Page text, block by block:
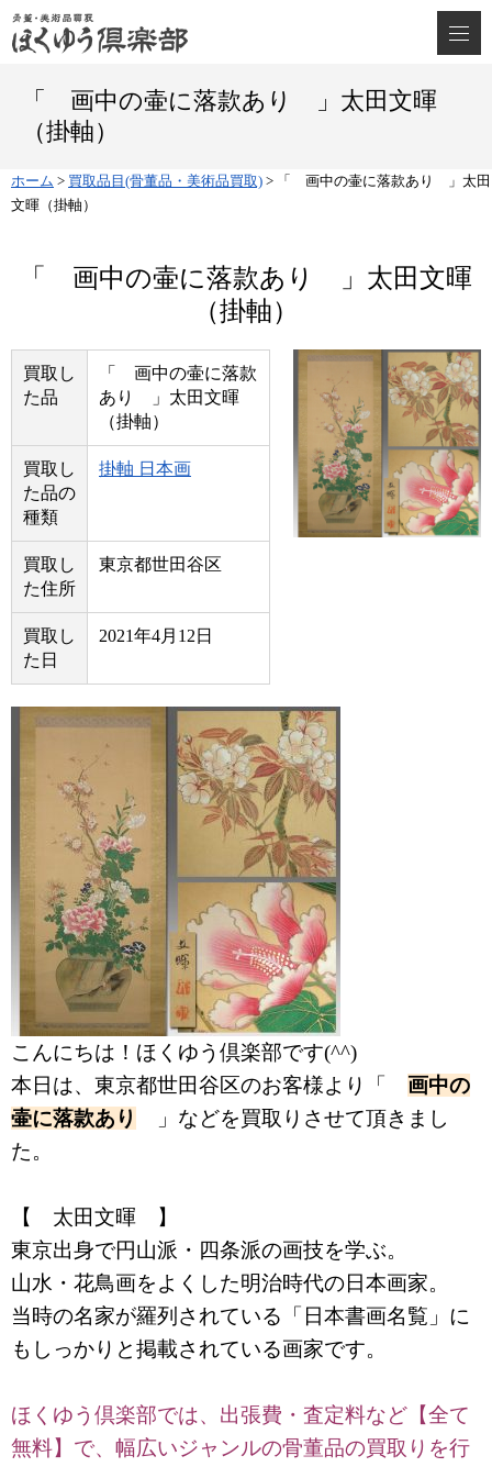
「 画中の壷に落款あり 」太田文暉
（掛軸）
ホーム > 買取品目(骨董品・美術品買取) >
「 画中の壷に落款あり 」太田
文暉（掛軸）
「 画中の壷に落款あり 」太田文暉
（掛軸）
買取し
た品
「 画中の壷に落款
あり 」太田文暉
（掛軸）
買取し
た品の
種類
掛軸 日本画
買取し
た住所
東京都世田谷区
買取し
た日
2021年4月12日
こんにちは！ほくゆう倶楽部です(^^)
本日は、東京都世田谷区のお客様より「 画中の
壷に落款あり
」などを買取りさせて頂きまし
た。
【 太田文暉 】
東京出身で円山派・四条派の画技を学ぶ。
山水・花鳥画をよくした明治時代の日本画家。
当時の名家が羅列されている「日本書画名覧」に
もしっかりと掲載されている画家です。
ほくゆう倶楽部では、出張費・査定料など【全て
無料】で、幅広いジャンルの骨董品の買取りを行